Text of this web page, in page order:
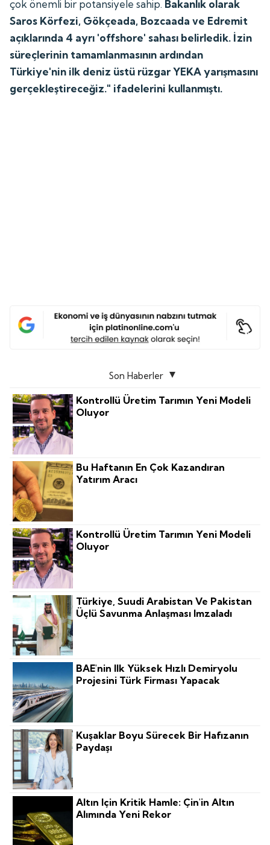
çok önemli bir potansiyele sahip. Bakanlık olarak
Saros Körfezi, Gökçeada, Bozcaada ve Edremit
açıklarında 4 ayrı 'offshore' sahası belirledik. İzin
süreçlerinin tamamlanmasının ardından
Türkiye'nin ilk deniz üstü rüzgar YEKA yarışmasını
gerçekleştireceğiz." ifadelerini kullanmıştı.
Son Haberler
Kontrollü Üretim Tarımın Yeni Modeli
Oluyor
Bu Haftanın En Çok Kazandıran
Yatırım Aracı
Kontrollü Üretim Tarımın Yeni Modeli
Oluyor
Türkiye, Suudi Arabistan Ve Pakistan
Üçlü Savunma Anlaşması Imzaladı
BAE'nin Ilk Yüksek Hızlı Demiryolu
Projesini Türk Firması Yapacak
Kuşaklar Boyu Sürecek Bir Hafızanın
Paydaşı
Altın Için Kritik Hamle: Çin'in Altın
Alımında Yeni Rekor